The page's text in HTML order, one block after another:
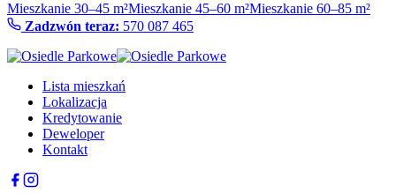
Mieszkanie 30–45 m²Mieszkanie 45–60 m²Mieszkanie 60–85 m²
Zadzwón teraz: 570 087 465
Lista mieszkań
Lokalizacja
Kredytowanie
Deweloper
Kontakt